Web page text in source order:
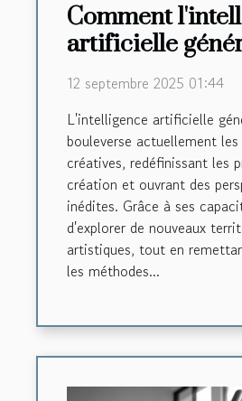
Comment
artificielle
transforme-t-elle
industries
12 septembre 2025 01:44
L'intelligence artificielle
bouleverse actuellement
créatives, redéfinissant les
création et ouvrant des
inédites. Grâce à ses
d'explorer de nouveaux
artistiques, tout en
les méthodes...